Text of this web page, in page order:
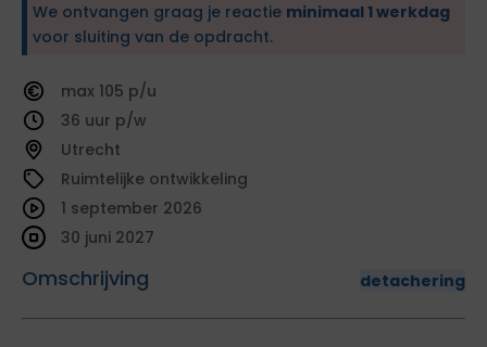
We ontvangen graag je reactie minimaal 1 werkdag
voor sluiting van de opdracht.
105
36
Utrecht
Ruimtelijke ontwikkeling
Omschrijving detachering
1 september 2026
30 juni 2027